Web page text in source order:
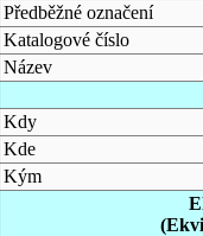
Předběžné označení
Katalogové číslo
Název
Kdy
Kde
Kým